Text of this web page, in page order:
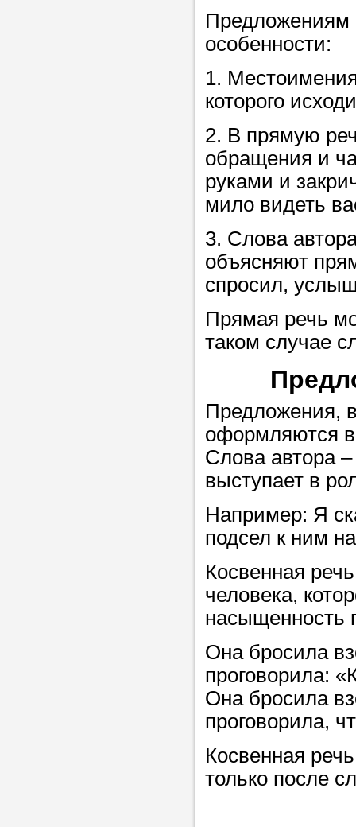
Мы
советам,
репетитора
Совет 2.
заявку на
то в поле
укажите как
чтобы мы
самого
репетитора.
Мы
в
советам,
репетитора
Совет 3.
студент-
хорошо
задачей. Он
цена ниже, и
Предложениям
особенности:
1.
которого
2. В прямую
обращения и
руками и
мило видеть
3. Слова
объясняют
спросил,
Прямая речь
таком случае
Предложения,
оформляются
Слова автора
выступает в
Например: Я
подсел к ним
Косвенная
человека,
насыщенность
Она бросила
проговорила:
Она бросила
проговорила,
Косвенная
только после